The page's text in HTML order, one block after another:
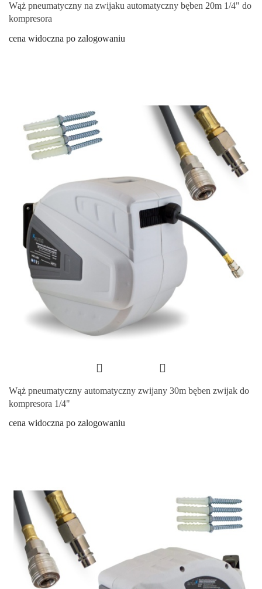
Wąż pneumatyczny na zwijaku automatyczny bęben 20m 1/4" do
kompresora
cena widoczna po zalogowaniu
Wąż pneumatyczny automatyczny zwijany 30m bęben zwijak do
kompresora 1/4"
cena widoczna po zalogowaniu